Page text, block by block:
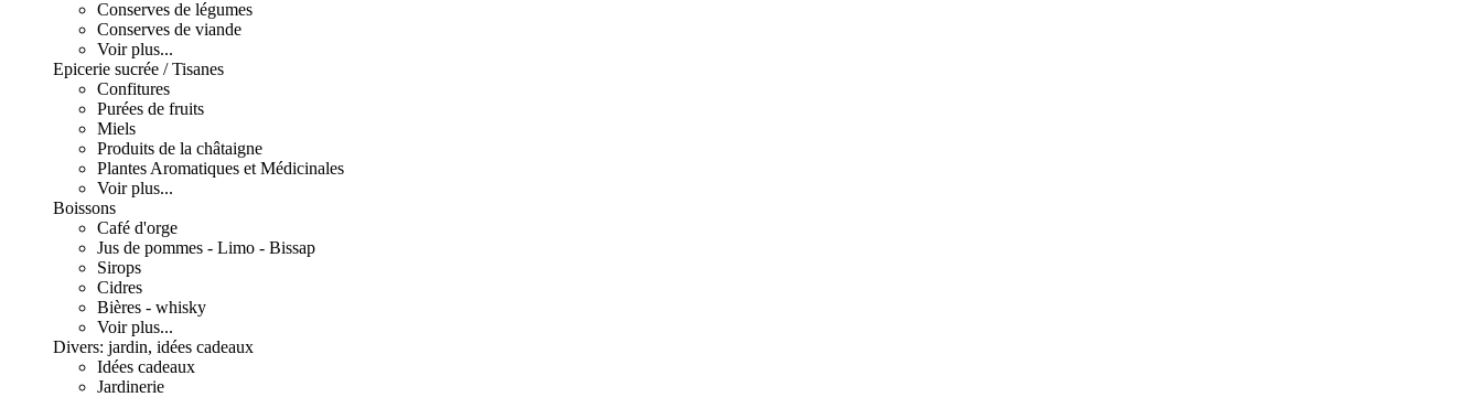
Conserves de légumes
Conserves de viande
Voir plus...
Epicerie sucrée / Tisanes
Confitures
Purées de fruits
Miels
Produits de la châtaigne
Plantes Aromatiques et Médicinales
Voir plus...
Boissons
Café d'orge
Jus de pommes - Limo - Bissap
Sirops
Cidres
Bières - whisky
Voir plus...
Divers: jardin, idées cadeaux
Idées cadeaux
Jardinerie